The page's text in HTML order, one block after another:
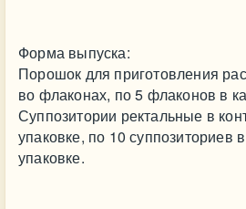
Форма выпуска:
Порошок для приготовления
во флаконах, по 5 флаконов в
Суппозитории ректальные в
упаковке, по 10 суппозиториев
упаковке.